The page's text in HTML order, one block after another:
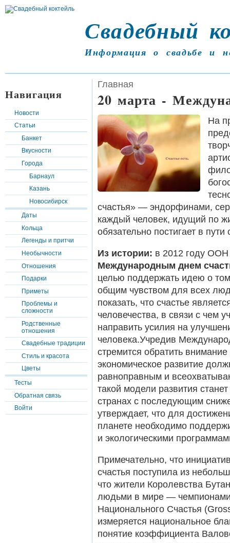
Свадебный
Информация о свадьбе и
Навигация
Новости
Статьи
Банкет
Вкусности
Города
Барнаул
Казань
Новосибирск
Даты
Кольца
Легенды и притчи
Необычности
Отношения
Подарки
Приметы
Проблемы и
сложности
Родственные
отношения
Свадебные традиции
Стиль и красота
Цветы
Тесты
Обратная связь
Войти
Главная
20 марта -
На
счастья» — эндорфинами,
каждый человек, идущий по
обязательно постигает в
Из истории: в 2012 году ООН
Международным днем
целью поддержать идею о
общим чувством для всех
показать, что счастье
человечества, в связи с чем
направить усилия на
человека.Учредив
стремится обратить
экономическое развитие
равноправным и
такой модели развития
странах с последующим
утверждает, что для
планете необходимо
и экологическими
Примечательно, что
счастья поступила из
что жители Королевства
людьми в мире —
Национального Счастья
измеряется национальное
понятие коэффициента